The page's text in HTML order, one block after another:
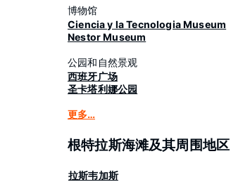
博物馆
Ciencia y la Tecnologia Museum
Nestor Museum
公园和自然景观
西班牙广场
圣卡塔利娜公园
更多…
根特拉斯海滩及其周围地区
拉斯韦加斯